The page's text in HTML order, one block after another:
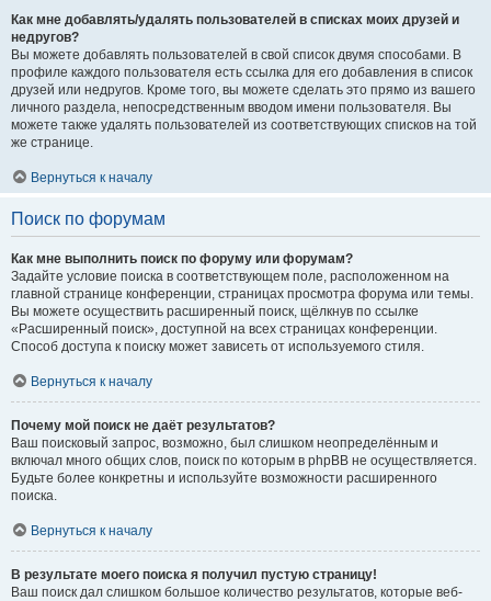
Как мне добавлять/удалять пользователей в списках моих друзей и
недругов?
Вы можете добавлять пользователей в свой список двумя способами. В
профиле каждого пользователя есть ссылка для его добавления в список
друзей или недругов. Кроме того, вы можете сделать это прямо из вашего
личного раздела, непосредственным вводом имени пользователя. Вы
можете также удалять пользователей из соответствующих списков на той
же странице.
Вернуться к началу
Поиск по форумам
Как мне выполнить поиск по форуму или форумам?
Задайте условие поиска в соответствующем поле, расположенном на
главной странице конференции, страницах просмотра форума или темы.
Вы можете осуществить расширенный поиск, щёлкнув по ссылке
«Расширенный поиск», доступной на всех страницах конференции.
Способ доступа к поиску может зависеть от используемого стиля.
Вернуться к началу
Почему мой поиск не даёт результатов?
Ваш поисковый запрос, возможно, был слишком неопределённым и
включал много общих слов, поиск по которым в phpBB не осуществляется.
Будьте более конкретны и используйте возможности расширенного
поиска.
Вернуться к началу
В результате моего поиска я получил пустую страницу!
Ваш поиск дал слишком большое количество результатов, которые веб-